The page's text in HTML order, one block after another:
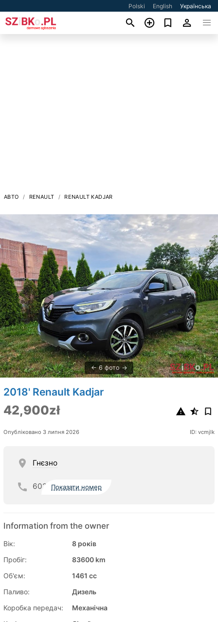
Polski English Українська
АВТО RENAULT RENAULT KADJAR
6 фото
2018' Renault Kadjar
42,900zł
Опубліковано 3 липня 2026 ID: vcmjlk
Гнєзно
602 Показати номер
Information from the owner
Вік:
8 років
Пробіг:
83600 km
Об'єм:
1461 cc
Паливо:
Дизель
Коробка передач:
Механічна